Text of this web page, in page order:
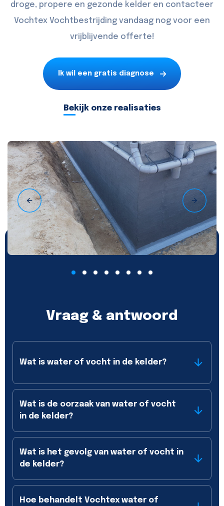
droge, propere en gezonde kelder en contacteer
Vochtex Vochtbestrijding vandaag nog voor een
vrijblijvende offerte!
Ik wil een gratis diagnose
Bekijk onze realisaties
Vraag & antwoord
Wat is water of vocht in de kelder?
Wat is de oorzaak van water of vocht
in de kelder?
Wat is het gevolg van water of vocht in
de kelder?
Hoe behandelt Vochtex water of